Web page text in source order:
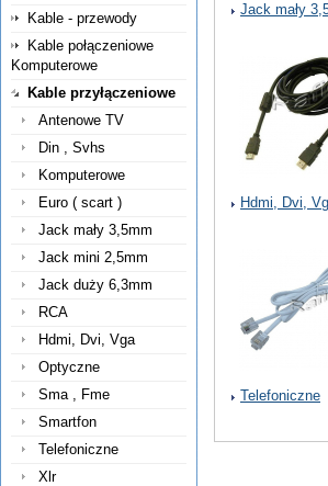
Kable - przewody
Kable połączeniowe
Komputerowe
Kable przyłączeniowe
Antenowe TV
Din , Svhs
Komputerowe
Euro ( scart )
Jack mały 3,5mm
Jack mini 2,5mm
Jack duży 6,3mm
RCA
Hdmi, Dvi, Vga
Optyczne
Sma , Fme
Smartfon
Telefoniczne
Xlr
Jack mały
Hdmi, Dvi,
Telefoniczne